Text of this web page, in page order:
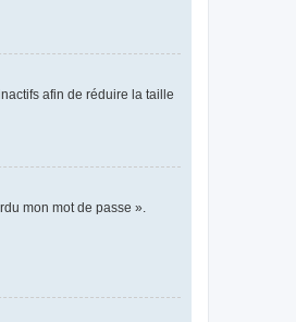
afin de réduire la taille
mon mot de passe ».